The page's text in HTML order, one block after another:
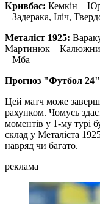
Кривбас: Кемкін –
– Задерака, Іліч,
Металіст 1925:
Мартинюк –
– Мба
Прогноз "Футбол
Цей матч може
рахунком. Чомусь
моментів у 1-му турі
склад у Металіста
навряд чи багато.
реклама